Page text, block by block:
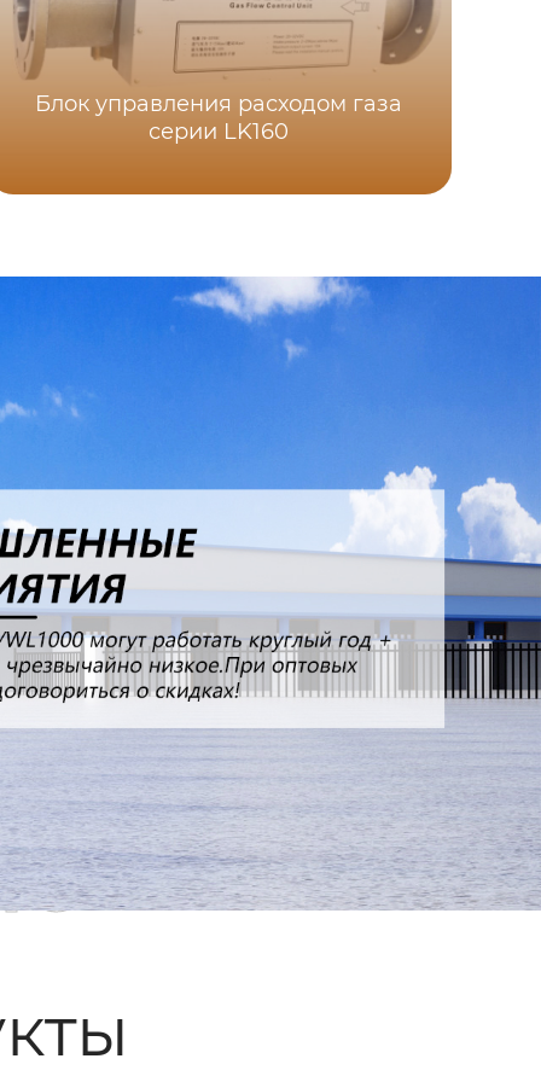
Блок управления расходом газа
серии LK160